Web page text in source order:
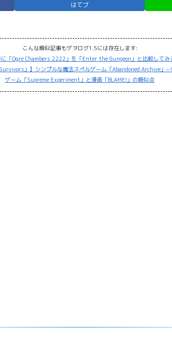
はてブ
こんな類似記事もゲヲログ1.5には存在します:
に「Ogre Chambers 2222」を「Enter the Gungeon」と比較してみ
」】シンプルな魔法スペルゲーム「Abandoned Archive」
ゲーム「Supreme Experiment」と漫画「BLAME!」の類似点